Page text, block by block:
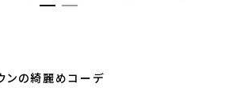
ンの綺麗めコーデ